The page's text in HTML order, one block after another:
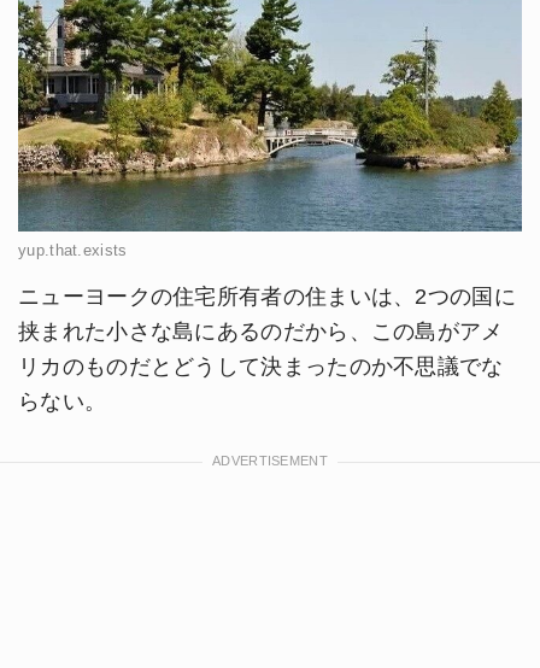
yup.that.exists
ニューヨークの住宅所有者の住まいは、2つの国に
挟まれた小さな島にあるのだから、この島がアメ
リカのものだとどうして決まったのか不思議でな
らない。